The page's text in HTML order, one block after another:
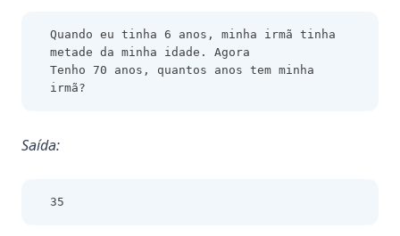
Quando eu tinha 6 anos, minha irmã tinha
metade da minha idade. Agora
Tenho 70 anos, quantos anos tem minha
irmã?
Saída:
35